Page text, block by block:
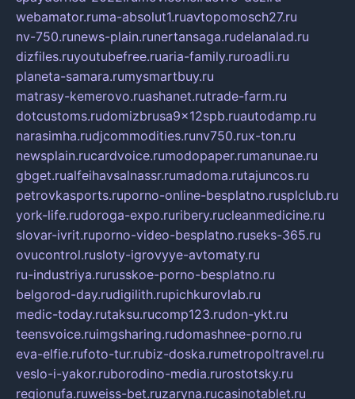
webamator.ruma-absolut1.ruavtopomosch27.ru
nv-750.runews-plain.runertansaga.rudelanalad.ru
dizfiles.ruyoutubefree.ruaria-family.ruroadli.ru
planeta-samara.rumysmartbuy.ru
matrasy-kemerovo.ruashanet.rutrade-farm.ru
dotcustoms.rudomizbrusa9x12spb.ruautodamp.ru
narasimha.rudjcommodities.runv750.rux-ton.ru
newsplain.rucardvoice.rumodopaper.rumanunae.ru
gbget.rualfeihavsalnassr.rumadoma.rutajuncos.ru
petrovkasports.ruporno-online-besplatno.rusplclub.ru
york-life.rudoroga-expo.ruribery.rucleanmedicine.ru
slovar-ivrit.ruporno-video-besplatno.ruseks-365.ru
ovucontrol.rusloty-igrovyye-avtomaty.ru
ru-industriya.rurusskoe-porno-besplatno.ru
belgorod-day.rudigilith.rupichkurovlab.ru
medic-today.rutaksu.rucomp123.rudon-ykt.ru
teensvoice.ruimgsharing.rudomashnee-porno.ru
eva-elfie.rufoto-tur.rubiz-doska.rumetropoltravel.ru
veslo-i-yakor.ruborodino-media.rurostotsky.ru
regionufa.ruweiss-bet.ruzaryna.rucasinotablet.ru